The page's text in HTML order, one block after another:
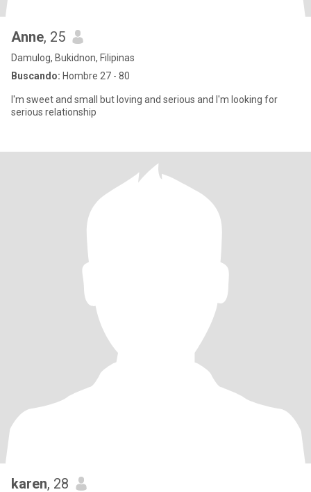
Anne, 25
Damulog, Bukidnon, Filipinas
Buscando: Hombre 27 - 80
I'm sweet and small but loving and serious and I'm looking for
serious relationship
karen, 28